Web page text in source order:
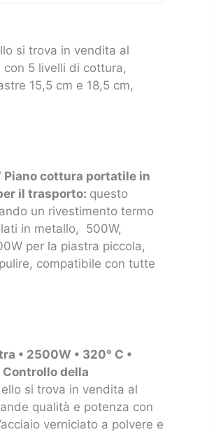
si trova in vendita al
5 livelli di cottura,
15,5 cm e 18,5 cm,
Piano cottura portatile in
il trasporto: questo
un rivestimento termo
in metallo, 500W,
per la piastra piccola,
compatibile con tutte
• 2500W • 320° C •
della
si trova in vendita al
qualità e potenza con
verniciato a polvere e